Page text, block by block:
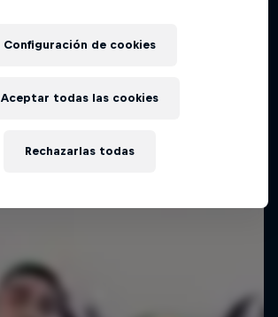
Configuración de cookies
Rechazarlas todas
Aceptar todas las cookies